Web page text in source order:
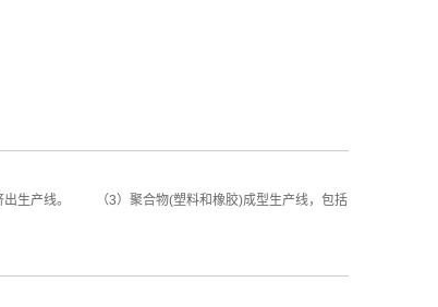
生产线。 （3）聚合物(塑料和橡胶)成型生产线，包括